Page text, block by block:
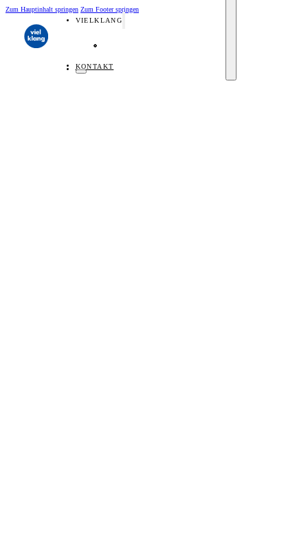
Zum Hauptinhalt springen Zum Footer springen
VIELKLANG
KONTAKT